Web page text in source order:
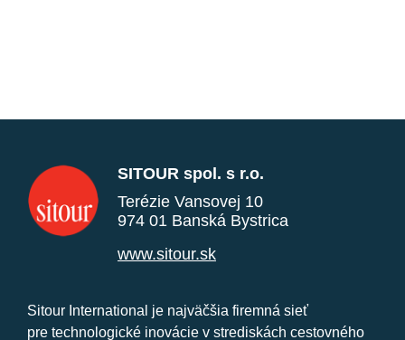
SITOUR spol. s r.o.
Terézie Vansovej 10
974 01 Banská Bystrica
www.sitour.sk
Sitour International je najväčšia firemná sieť
pre technologické inovácie v strediskách cestovného